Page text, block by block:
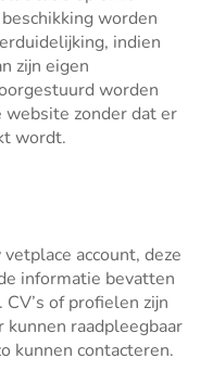
worden
indien
zijn eigen
worden
website zonder dat er
wordt.
account, deze
informatie bevatten
of profielen zijn
kunnen raadpleegbaar
kunnen contacteren.